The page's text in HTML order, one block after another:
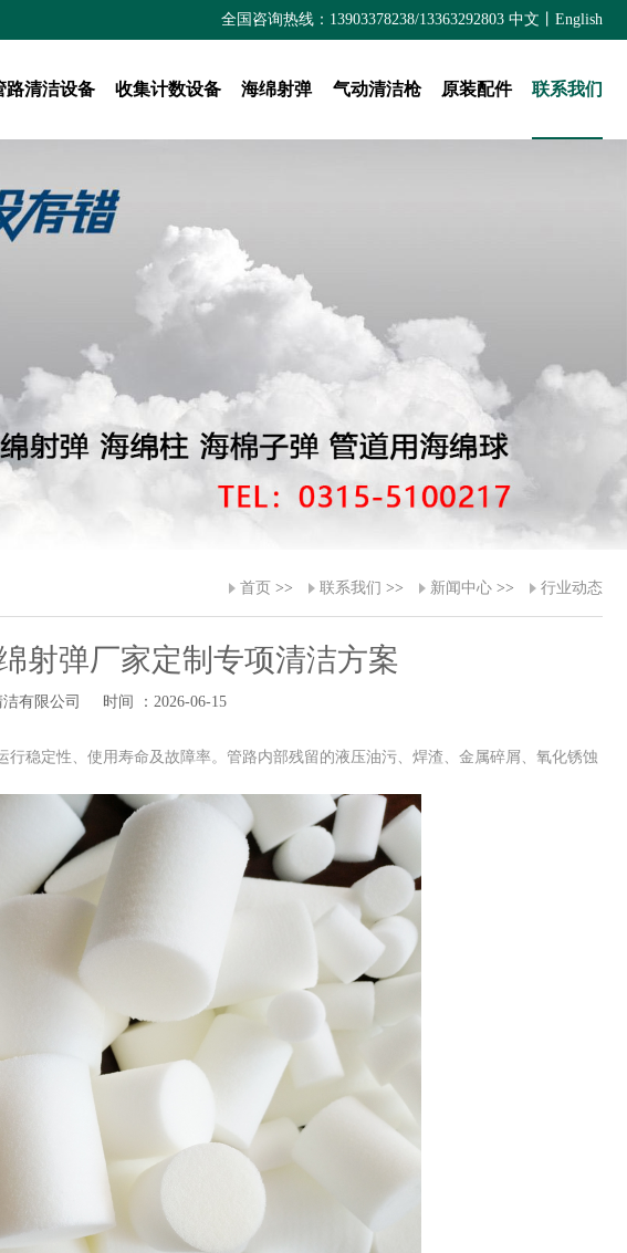
全国咨询热线：13903378238/13363292803 中文 English
路清洁设备 收集计数设备 海绵射弹 气动清洁枪 原装配件 联系我们
首页 >> 联系我们 >> 新闻中心 >> 行业动态
射弹厂家定制专项清洁方案
有限公司 时间 ：2026-06-15
定性、使用寿命及故障率。管路内部残留的液压油污、焊渣、金属碎屑、氧化锈蚀